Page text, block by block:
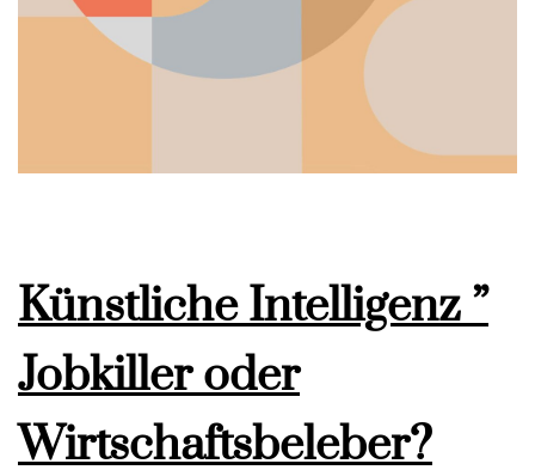
Künstliche Intelligenz ”
Jobkiller oder
Wirtschaftsbeleber?